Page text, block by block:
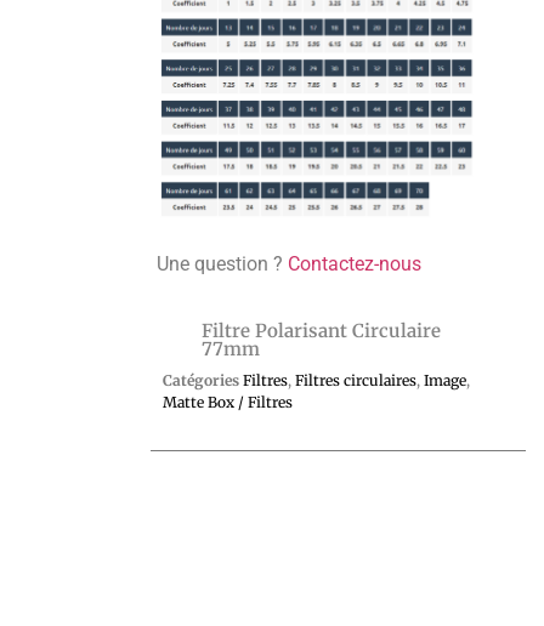
Une question ? Contactez-nous
Filtre Polarisant Circulaire
77mm
Catégories Filtres, Filtres circulaires, Image,
Matte Box / Filtres